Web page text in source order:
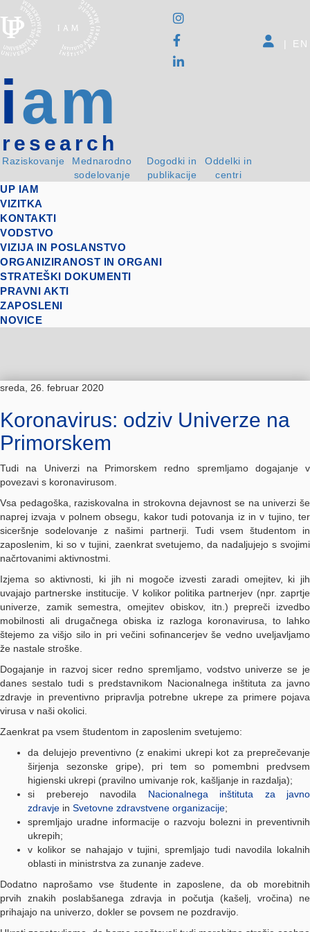
iam
research
Raziskovanje
Mednarodno
sodelovanje
Dogodki in
publikacije
Oddelki in
centri
| EN
UP IAM
VIZITKA
KONTAKTI
VODSTVO
VIZIJA IN POSLANSTVO
ORGANIZIRANOST IN ORGANI
STRATEŠKI DOKUMENTI
PRAVNI AKTI
ZAPOSLENI
NOVICE
sreda, 26. februar 2020
Koronavirus: odziv Univerze na
Primorskem
Tudi na Univerzi na Primorskem redno spremljamo dogajanje v
povezavi s koronavirusom.
Vsa pedagoška, raziskovalna in strokovna dejavnost se na univerzi še
naprej izvaja v polnem obsegu, kakor tudi potovanja iz in v tujino, ter
siceršnje sodelovanje z našimi partnerji. Tudi vsem študentom in
zaposlenim, ki so v tujini, zaenkrat svetujemo, da nadaljujejo s svojimi
načrtovanimi aktivnostmi.
Izjema so aktivnosti, ki jih ni mogoče izvesti zaradi omejitev, ki jih
uvajajo partnerske institucije. V kolikor politika partnerjev (npr. zaprtje
univerze, zamik semestra, omejitev obiskov, itn.) prepreči izvedbo
mobilnosti ali drugačnega obiska iz razloga koronavirusa, to lahko
štejemo za višjo silo in pri večini sofinancerjev še vedno uveljavljamo
že nastale stroške.
Dogajanje in razvoj sicer redno spremljamo, vodstvo univerze se je
danes sestalo tudi s predstavnikom Nacionalnega inštituta za javno
zdravje in preventivno pripravlja potrebne ukrepe za primere pojava
virusa v naši okolici.
Zaenkrat pa vsem študentom in zaposlenim svetujemo:
da delujejo preventivno (z enakimi ukrepi kot za preprečevanje
širjenja sezonske gripe), pri tem so pomembni predvsem
higienski ukrepi (pravilno umivanje rok, kašljanje in razdalja);
si preberejo navodila Nacionalnega inštituta za javno
zdravje in Svetovne zdravstvene organizacije;
spremljajo uradne informacije o razvoju bolezni in preventivnih
ukrepih;
v kolikor se nahajajo v tujini, spremljajo tudi navodila lokalnih
oblasti in ministrstva za zunanje zadeve.
Dodatno naprošamo vse študente in zaposlene, da ob morebitnih
prvih znakih poslabšanega zdravja in počutja (kašelj, vročina) ne
prihajajo na univerzo, dokler se povsem ne pozdravijo.